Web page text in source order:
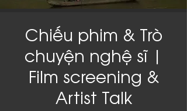
Chiếu phim & Trò
chuyện nghệ sĩ |
Film screening &
Artist Talk